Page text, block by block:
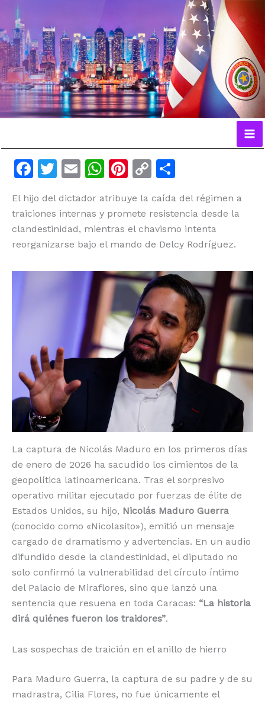
contenido
F
c
e
b
T
itt
er
E
ai
l
W
at
s
A
p
Pi
te
re
st
C
p
y
Li
k
m
p
ar
r
El hijo del dictador atribuye la caída del régimen a
traiciones internas y promete resistencia desde la
clandestinidad, mientras el chavismo intenta
reorganizarse bajo el mando de Delcy Rodríguez.
La captura de Nicolás Maduro en los primeros días
de enero de 2026 ha sacudido los cimientos de la
geopolítica latinoamericana. Tras el sorpresivo
operativo militar ejecutado por fuerzas de élite de
Estados Unidos, su hijo, Nicolás Maduro Guerra
(conocido como «Nicolasito»), emitió un mensaje
cargado de dramatismo y advertencias. En un audio
difundido desde la clandestinidad, el diputado no
solo confirmó la vulnerabilidad del círculo íntimo
del Palacio de Miraflores, sino que lanzó una
sentencia que resuena en toda Caracas: “La historia
dirá quiénes fueron los traidores”.
Las sospechas de traición en el anillo de hierro
Para Maduro Guerra, la captura de su padre y de su
madrastra, Cilia Flores, no fue únicamente el